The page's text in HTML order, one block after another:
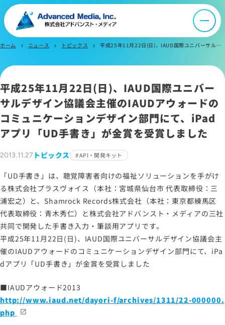
会社案内
オウンドメディア
ニュース
採用情報
IR情報
よくあるご質問
お問い合わせ
サイトマップ
ソーシャルメディアポリシー
プライバシーポリシー
情報セキュリティポリシー
ホーム chevron_right ニュース chevron_right トピックス chevron_right 平成25年11月22日(日)、IAUD国際ユニバーサルデザイン協議会主催のIAUDアウォードのコミュニケーションデザイン部門にて、iPadアプリ「UD手書き」が金賞を受賞しました
平成25年11月22日(日)、IAUD国際ユニバー
サルデザイン協議会主催のIAUDアウォードの
コミュニケーションデザイン部門にて、iPad
アプリ「UD手書き」が金賞を受賞しました
2013.11.27 トピックス API・開発キット
「UD手書き」は、聴覚障害者向けの福祉ソリューションを手がけ
る株式会社プラスヴォイス（本社：宮城県仙台市 代表取締役：三
浦宏之）と、Shamrock Records株式会社（本社：東京都練馬区
代表取締役：青木秀仁）と株式会社アドバンスト・メディアの三社
共同で開発した手書き入力・筆談用アプリです。
平成25年11月22日(日)、IAUD国際ユニバーサルデザイン協議会主
催のIAUDアウォードのコミュニケーションデザイン部門にて、iPa
dアプリ「UD手書き」が金賞を受賞しました
■IAUDアウォード2013
http://www.iaud.net/dayori-f/archives/1311/22-000000.
php